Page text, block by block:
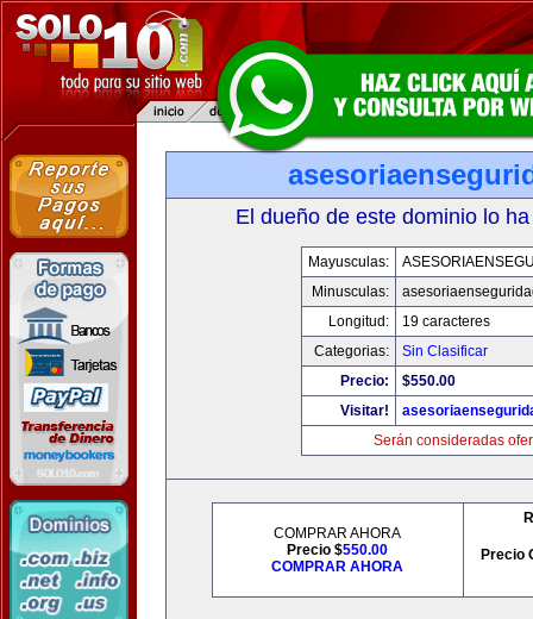
El dueño de este dominio lo
Mayusculas:
Minusculas:
Longitud:
19 caracteres
Categorias:
Sin Clasificar
Precio:
$550.00
Visitar!
Serán consideradas
COMPRAR AHORA
Precio $550.00
COMPRAR AHORA
Precio